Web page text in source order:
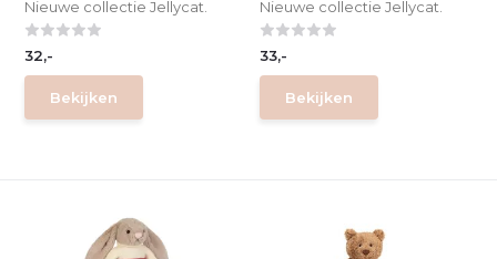
Nieuwe collectie Jellycat.
32,-
Bekijken
Nieuwe collectie Jellycat.
33,-
Bekijken